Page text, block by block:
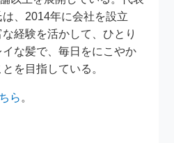
、2014年に会社を設立
経験を活かして、ひとり
な髪で、毎日をにこやか
を目指している。
ら 。